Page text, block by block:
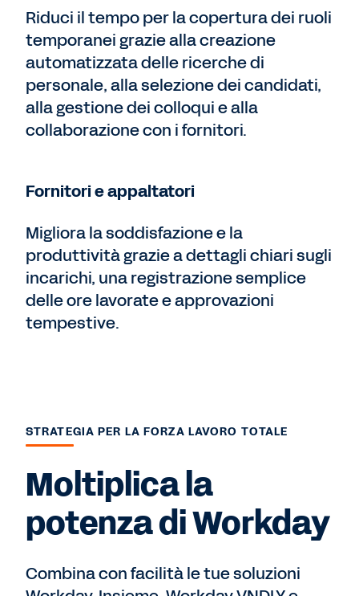
Riduci il tempo per la copertura dei ruoli
temporanei grazie alla creazione
automatizzata delle ricerche di
personale, alla selezione dei candidati,
alla gestione dei colloqui e alla
collaborazione con i fornitori.
Fornitori e appaltatori
Migliora la soddisfazione e la
produttività grazie a dettagli chiari sugli
incarichi, una registrazione semplice
delle ore lavorate e approvazioni
tempestive.
STRATEGIA PER LA FORZA LAVORO TOTALE
Moltiplica la
potenza di Workday
Combina con facilità le tue soluzioni